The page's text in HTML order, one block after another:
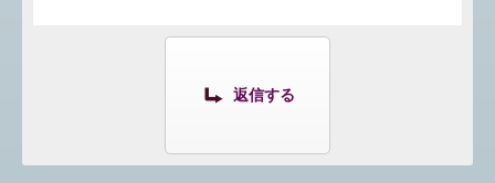
返信する